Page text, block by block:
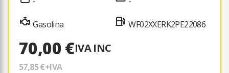
Gasolina WF02XXERK2PE22086
70,00 €IVA INC
57,85 €+IVA